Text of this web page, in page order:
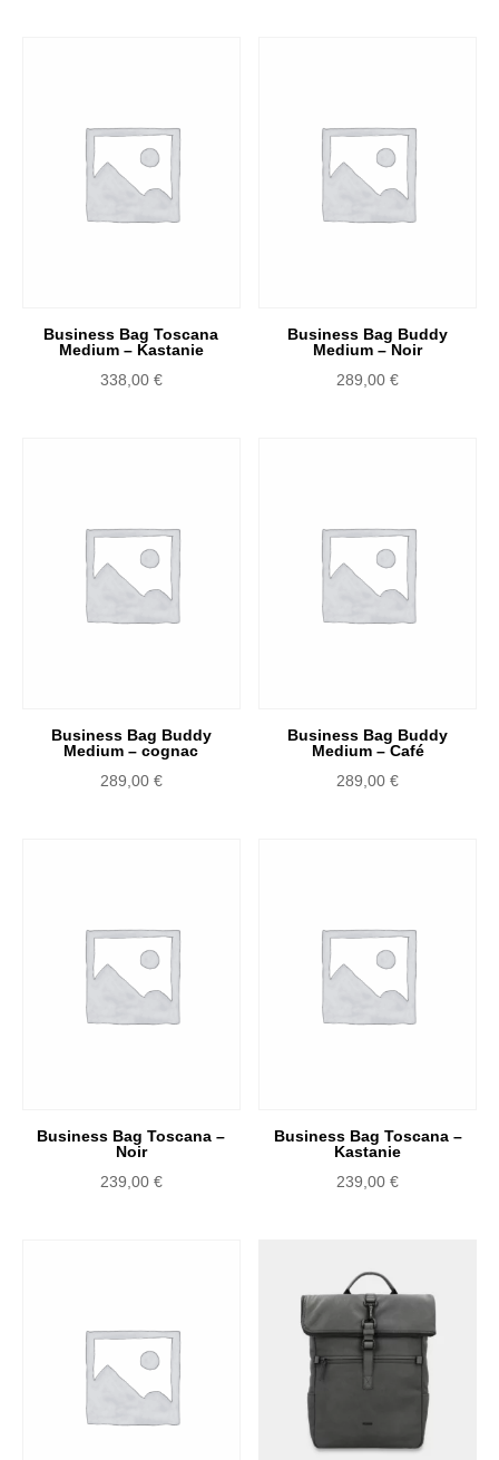
Business Bag Toscana
Medium – Kastanie
338,00 €
Business Bag Buddy
Medium – Noir
289,00€
Business Bag Buddy
Medium – cognac
289,00 €
Business Bag Buddy
Medium – Café
289,00€
Business Bag Toscana –
Noir
239,00 €
Business Bag Toscana –
Kastanie
239,00€